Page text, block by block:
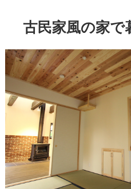
原価で建
会社紹
古民家風の家で